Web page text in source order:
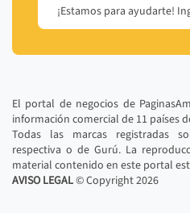
¡Estamos para ayudarte!
El portal de negocios de
información comercial de 11 países
Todas las marcas registradas
respectiva o de Gurú. La
material contenido en este portal
AVISO LEGAL© Copyright2026